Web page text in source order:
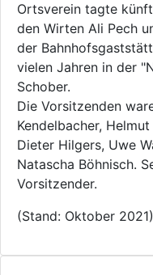
Ortsverein tagte
den Wirten Ali Pech
der
vielen Jahren in der
Schober.
Die Vorsitzenden
Kendelbacher,
Dieter Hilgers, Uwe
Natascha Böhnisch.
Vorsitzender.
(Stand: Oktober 2021)